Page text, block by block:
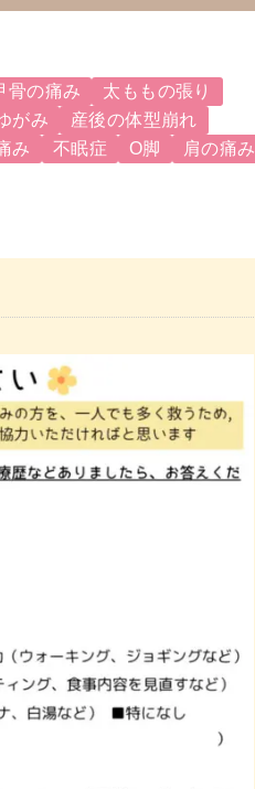
骨の痛み
太ももの張り
がみ
産後の体型崩れ
み 不眠症 O脚
肩の痛み